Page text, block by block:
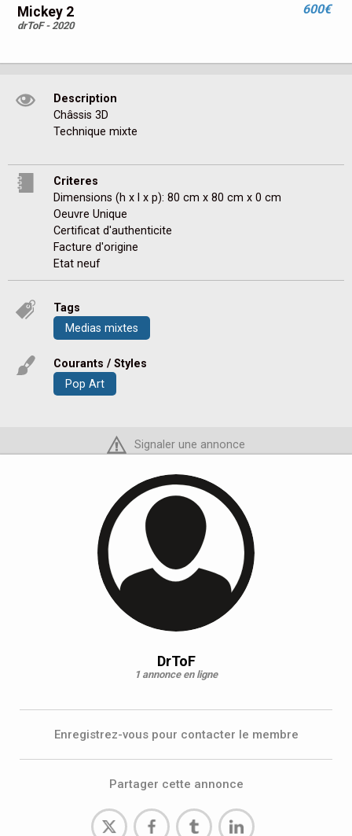
Mickey 2
drToF - 2020
600€
Description
Châssis 3D
Technique mixte
Criteres
Dimensions (h x l x p): 80 cm x 80 cm x 0 cm
Oeuvre Unique
Certificat d'authenticite
Facture d'origine
Etat neuf
Tags
Medias mixtes
Courants / Styles
Pop Art
Signaler une annonce
DrToF
1 annonce en ligne
Enregistrez-vous pour contacter le membre
Partager cette annonce